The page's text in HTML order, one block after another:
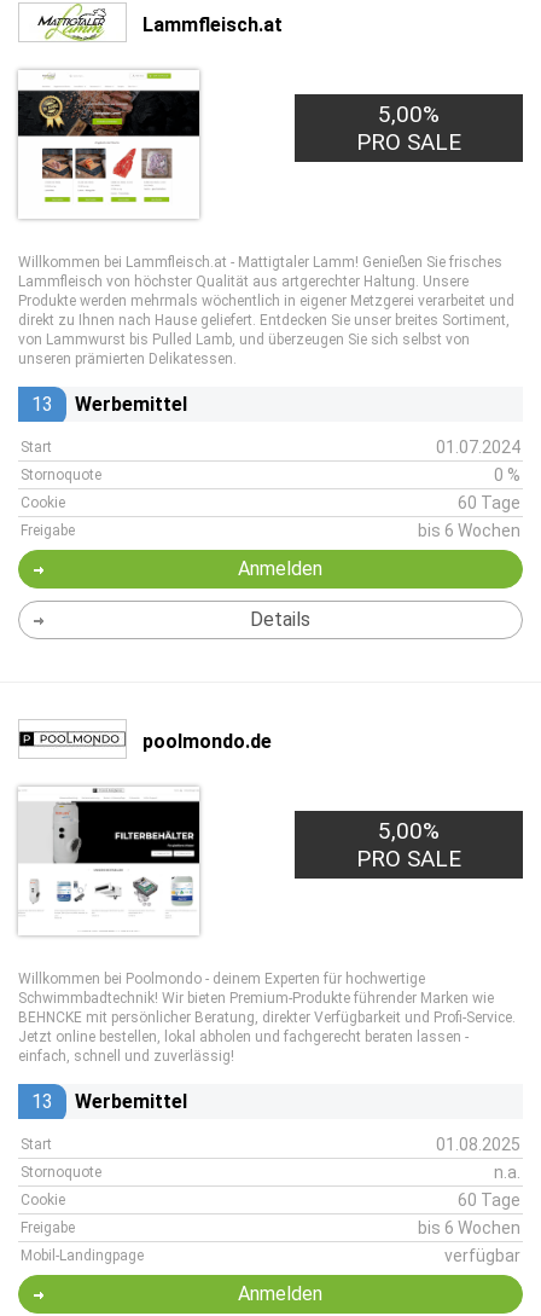
Lammfleisch.at
5,00%
PRO SALE
Willkommen bei Lammfleisch.at - Mattigtaler Lamm! Genießen Sie frisches
Lammfleisch von höchster Qualität aus artgerechter Haltung. Unsere
Produkte werden mehrmals wöchentlich in eigener Metzgerei verarbeitet und
direkt zu Ihnen nach Hause geliefert. Entdecken Sie unser breites Sortiment,
von Lammwurst bis Pulled Lamb, und überzeugen Sie sich selbst von
unseren prämierten Delikatessen.
13 Werbemittel
Start 01.07.2024
Stornoquote 0 %
Cookie 60 Tage
Freigabe bis 6 Wochen
Anmelden
Details
poolmondo.de
5,00%
PRO SALE
Willkommen bei Poolmondo - deinem Experten für hochwertige
Schwimmbadtechnik! Wir bieten Premium-Produkte führender Marken wie
BEHNCKE mit persönlicher Beratung, direkter Verfügbarkeit und Profi-Service.
Jetzt online bestellen, lokal abholen und fachgerecht beraten lassen -
einfach, schnell und zuverlässig!
13 Werbemittel
Start 01.08.2025
Stornoquote n.a.
Cookie 60 Tage
Freigabe bis 6 Wochen
Mobil-Landingpage verfügbar
Anmelden